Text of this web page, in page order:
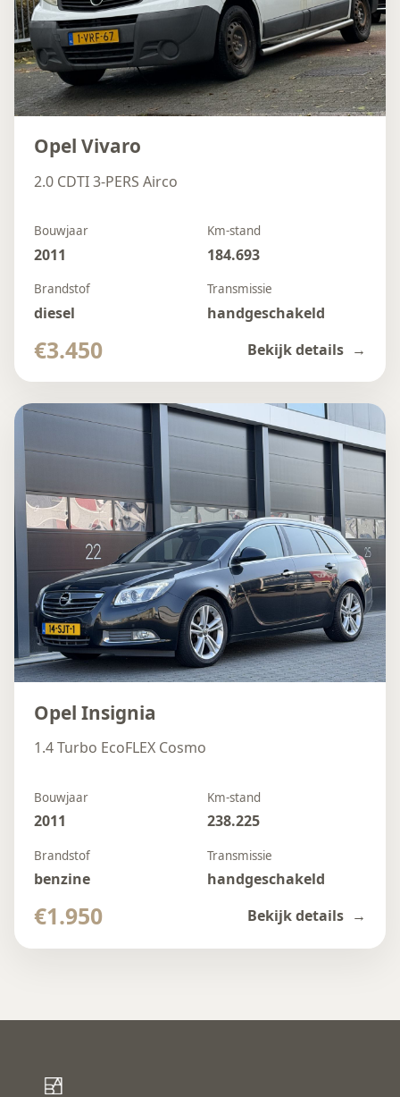
Opel Vivaro
2.0 CDTI 3-PERS Airco
Bouwjaar
2011
Km-stand
184.693
Brandstof
diesel
Transmissie
handgeschakeld
€3.450 Bekijk details
Opel Insignia
1.4 Turbo EcoFLEX Cosmo
Bouwjaar
2011
Km-stand
238.225
Brandstof
benzine
Transmissie
handgeschakeld
€1.950 Bekijk details